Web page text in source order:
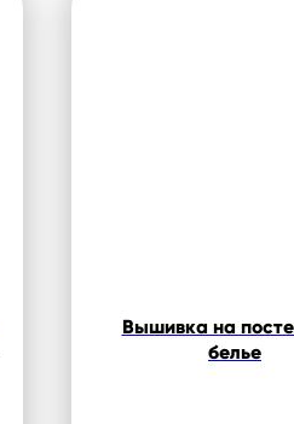
Вышивка на
белье